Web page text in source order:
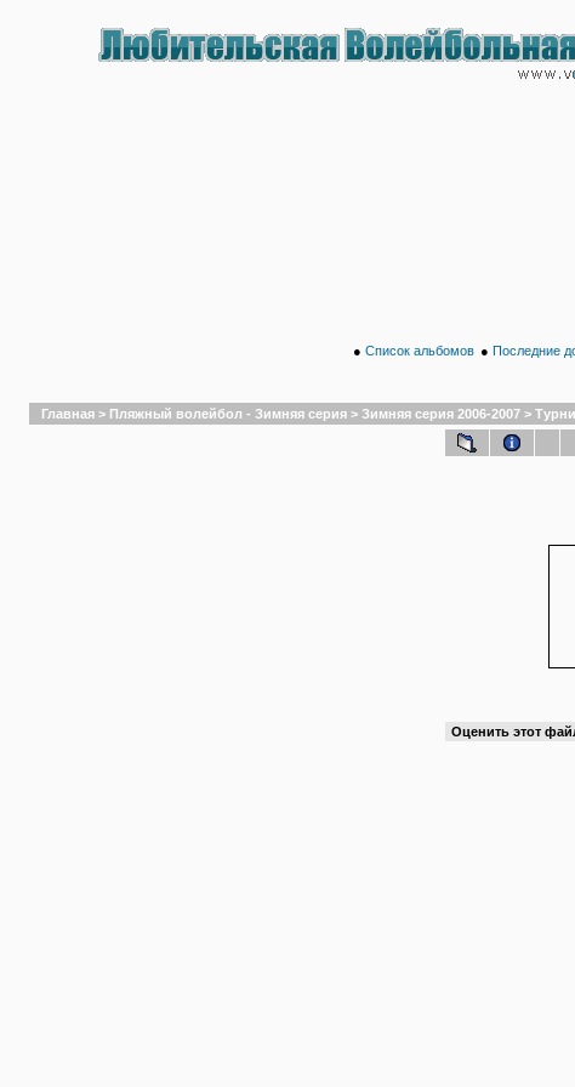
● Список альбомов ● Последние
Главная > Пляжный волейбол - Зимняя серия > Зимняя серия 2006-2007 >
Оценить этот